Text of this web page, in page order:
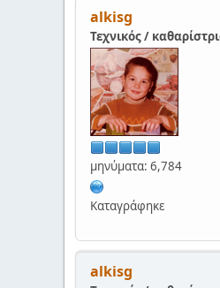
alkisg
Τεχνικός /
μηνύματα: 6,784
Καταγράφηκε
alkisg